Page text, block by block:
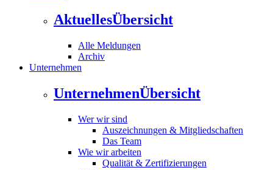
AktuellesÜbersicht
Alle Meldungen
Archiv
Unternehmen
UnternehmenÜbersicht
Wer wir sind
Auszeichnungen & Mitgliedschaften
Das Team
Wie wir arbeiten
Qualität & Zertifizierungen